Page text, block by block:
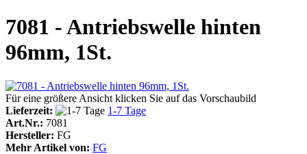
7081 - Antriebswelle hinten
96mm, 1St.
Für eine größere Ansicht klicken Sie auf das Vorschaubild
Lieferzeit:
1-7 Tage
Art.Nr.: 7081
Hersteller: FG
Mehr Artikel von: FG